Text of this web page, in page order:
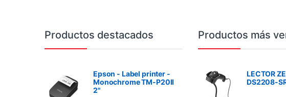
Brands Carousel
Productos destacados
Epson - Label printer -
Monochrome TM-P20II
2"
Productos más
LECTOR
DS2208-